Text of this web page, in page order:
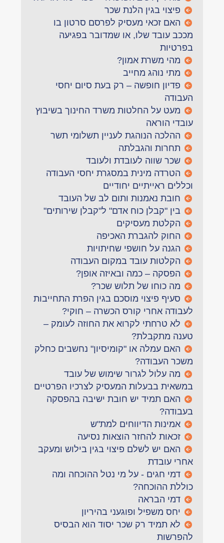
פיצוי בגין הלנת שכר
האם זכאי מעסיק לפרסם סרטון בו
מככב עובד שלו, או שמדובר בפגיעה
בפרטיות
מהי משרת אמון?
מתי נוהג מחייב
פדיון חופשה – רק בעת סיום יחסי
העבודה
מעט על החלטות משרד החינוך בשיבוץ
עובדי הוראה
ההלכה הנוהגת לעניין תשלומי תשר
תחרות והגבלתה
שכר שווה לעובדת ולעובד
הטרדה מינית במסגרת יחסי העבודה
וכללים ראייתיים יחודיים
חובת נאמנות ותום לב של העובד
בין "קבלן כוח אדם" ל"קבלן שירותים"
הקלטת מעסיקים
החוק להגברת האכיפה
הגנה על חושפי שחיתויות
הקלטות עובד במקום העבודה
הפסקה – כמה ובאיזה אופן?
מה כוחו של תלוש שכר?
סעיף פיצוי מוסכם בגין הפרת התחייבות
לעבודה אחרי קורס הכשרה – חוקי?
לא טרחתי לקרוא את החוזה לעומק –
טענה מתקבלת?
האם עמלה או "קומיסיון" נחשבים כחלק
משכר העבודה?
מה עלול לגרור שימוש של עובד
במשאית בבעלות המעסיק לצרכיו הפרטיים
האם תמיד יש חובת ישיבה בהפסקה
בעבודה?
אמינות הדיווחים למת"ש
זכאות להחזר הוצאות נסיעה
האם יש לשלם פיצוי בגין בילוש ומעקב
אחרי עובדת
דמי חגים - על מי נטל ההוכחה ומה
כוללת ההוכחה?
דמי הבראה
יחס משפיל ופוגעני בהיריון
לא תמיד רק שכר יסוד הוא הבסיס
להפרשות